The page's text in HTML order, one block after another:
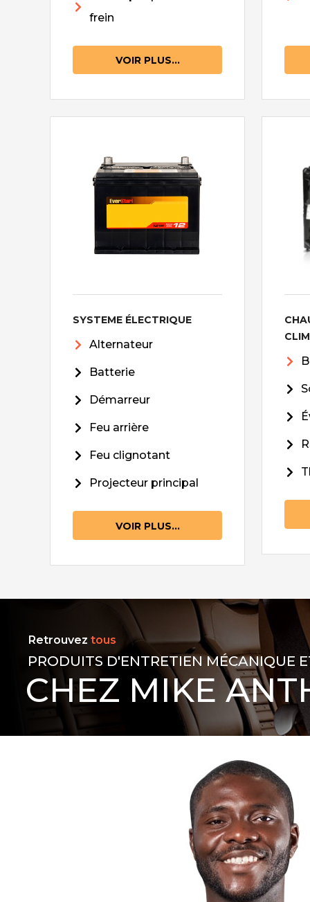
frein
VOIR PLUS...
SYSTEME ÉLECTRIQUE
Alternateur
Batterie
Démarreur
Feu arrière
Feu clignotant
Projecteur principal
VOIR PLUS...
Retrouvez tous
PRODUITS D'ENTRETIEN MÉCANIQUE
CHEZ MIKE